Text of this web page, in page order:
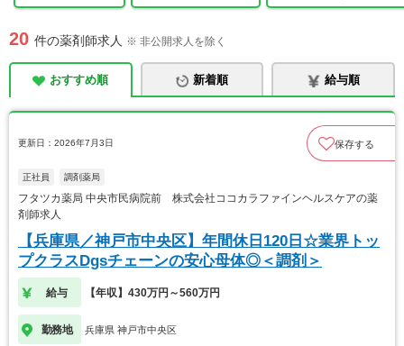
20 件の薬剤師求人 ※ 非公開求人を除く
おすすめ順 新着順 給与順
更新日：2026年7月3日 保存する
正社員 調剤薬局
フタツカ薬局 中央市民病院前 株式会社ココカラファインヘルスケアの薬
剤師求人
【兵庫県／神戸市中央区】年間休日120日☆業界トッ
プクラスDgsチェーンの安心母体◎＜調剤＞
給与 【年収】430万円～560万円
勤務地 兵庫県 神戸市中央区